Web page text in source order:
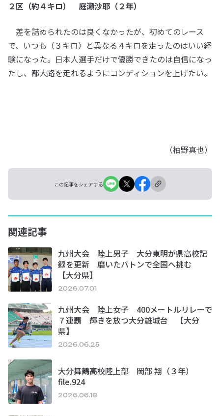
２区（約４キロ） 庭瀬沙耶（２年）
差を詰められたのは良くなかったが、初めてのレース
で、いつも（３キロ）と異なる４キロを走ったのはいい経
験になった。日本人選手だけで優勝できたのは自信になっ
たし、都大路を走れるようにコンディションを上げたい。
（柚野真也）
この記事をシェアする
関連記事
九州大会 陸上男子 大分東明が県高校記
録を更新 磨いたバトンで全国へ挑む
【大分県】
2026.07.01
九州大会 陸上女子 400メートルリレーで
７連覇 輝きを放つ大分雄城台 【大分
県】
2026.06.25
大分舞鶴高校陸上部 岡部 翔（３年）
file.924
2026.06.18